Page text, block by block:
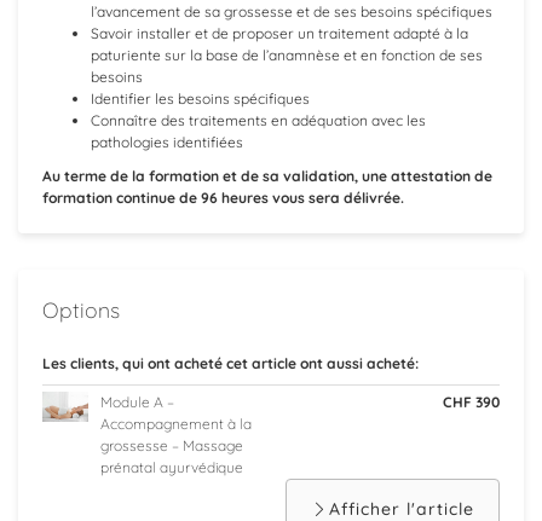
l’avancement de sa grossesse et de ses besoins spécifiques
Savoir installer et de proposer un traitement adapté à la
paturiente sur la base de l’anamnèse et en fonction de ses
besoins
Identifier les besoins spécifiques
Connaître des traitements en adéquation avec les
pathologies identifiées
Au terme de la formation et de sa validation, une attestation de
formation continue de 96 heures vous sera délivrée.
Options
Les clients, qui ont acheté cet article ont aussi acheté:
Module A –
Accompagnement à la
grossesse – Massage
prénatal ayurvédique
CHF 390
Afficher l'article